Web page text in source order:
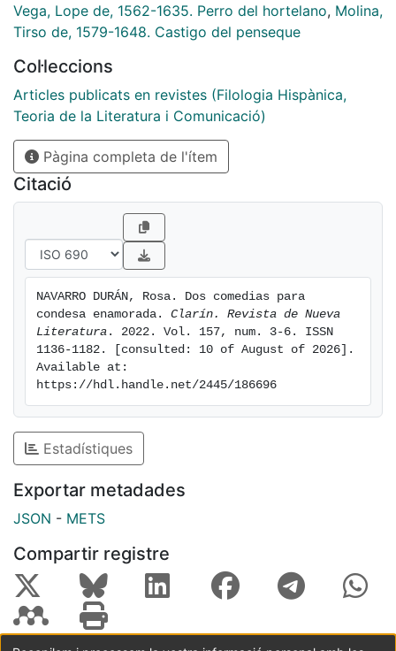
Vega, Lope de, 1562-1635. Perro del hortelano, Molina,
Tirso de, 1579-1648. Castigo del penseque
Col·leccions
Articles publicats en revistes (Filologia Hispànica,
Teoria de la Literatura i Comunicació)
Pàgina completa de l'ítem
Citació
NAVARRO DURÁN, Rosa. Dos comedias para
condesa enamorada. Clarín. Revista de Nueva
Literatura . 2022. Vol. 157, num. 3-6. ISSN
1136-1182. [consulted: 10 of August of 2026].
Available at:
https://hdl.handle.net/2445/186696
Estadístiques
Exportar metadades
JSON - METS
Compartir registre